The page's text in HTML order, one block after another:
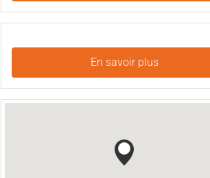
En savoir plus